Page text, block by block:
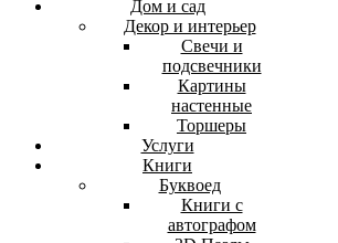
Дом и сад
Декор и интерьер
Свечи и
подсвечники
Картины
настенные
Торшеры
Услуги
Книги
Буквоед
Книги с
автографом